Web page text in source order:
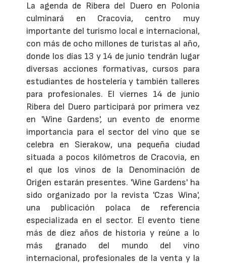
La agenda de Ribera del Duero en Polonia
culminará en Cracovia, centro muy
importante del turismo local e internacional,
con más de ocho millones de turistas al año,
donde los días 13 y 14 de junio tendrán lugar
diversas acciones formativas, cursos para
estudiantes de hostelería y también talleres
para profesionales. El viernes 14 de junio
Ribera del Duero participará por primera vez
en 'Wine Gardens', un evento de enorme
importancia para el sector del vino que se
celebra en Sierakow, una pequeña ciudad
situada a pocos kilómetros de Cracovia, en
el que los vinos de la Denominación de
Origen estarán presentes. 'Wine Gardens' ha
sido organizado por la revista 'Czas Wina',
una publicación polaca de referencia
especializada en el sector. El evento tiene
más de diez años de historia y reúne a lo
más granado del mundo del vino
internacional, profesionales de la venta y la